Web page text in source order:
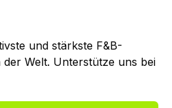
und stärkste F&B-
Welt. Unterstütze uns bei